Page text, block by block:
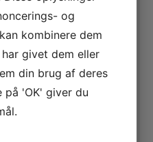
og
kombinere dem
givet dem eller
din brug af deres
på 'OK' giver du